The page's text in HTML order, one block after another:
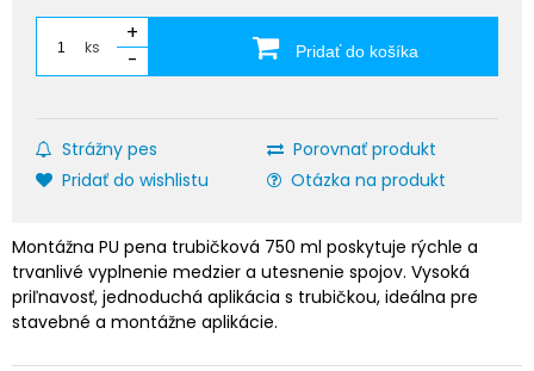
ks
+
-
Pridať do košíka
Strážny pes
Porovnať produkt
Pridať do wishlistu
Otázka na produkt
Montážna PU pena trubičková 750 ml poskytuje rýchle a
trvanlivé vyplnenie medzier a utesnenie spojov. Vysoká
priľnavosť, jednoduchá aplikácia s trubičkou, ideálna pre
stavebné a montážne aplikácie.